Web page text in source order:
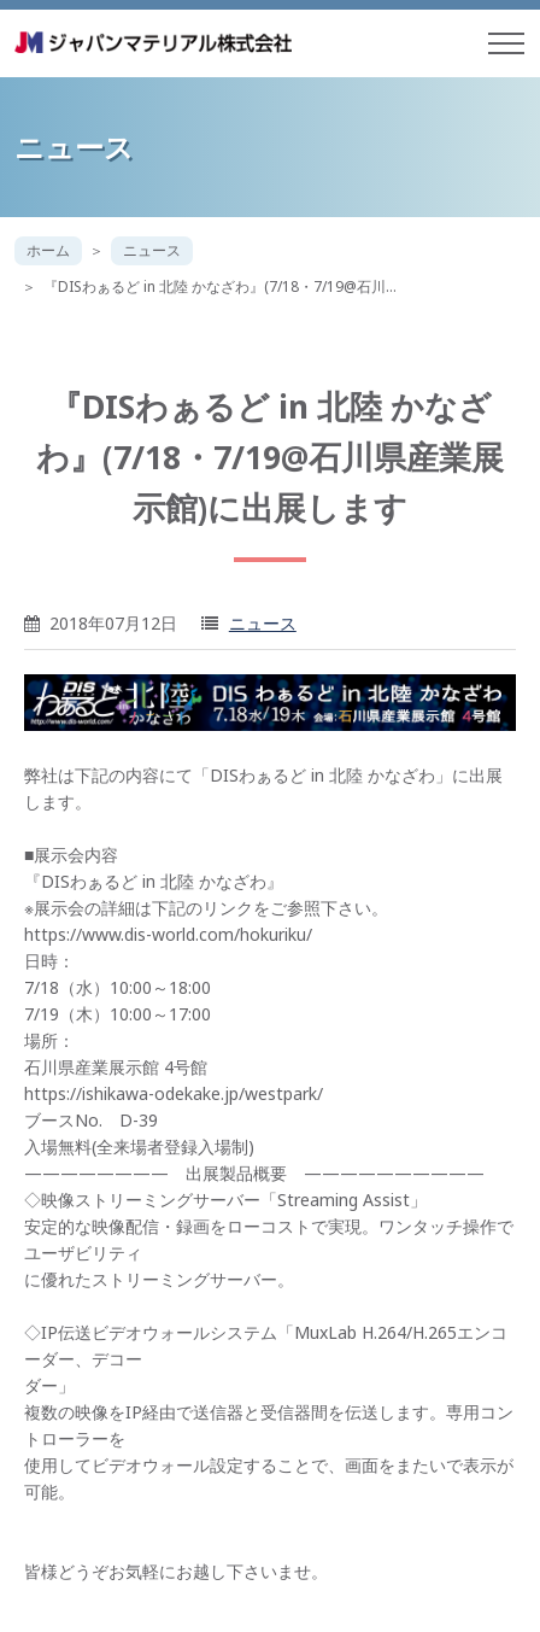
ニュース
ホーム
ニュース
『DISわぁるど in 北陸 かなざわ』(7/18・7/19@石川…
『DISわぁるど in 北陸 かなざ
わ』(7/18・7/19@石川県産業展
示館)に出展します
2018年07月12日 ニュース
弊社は下記の内容にて「DISわぁるど in 北陸 かなざわ」に出展
します。
■展示会内容
『DISわぁるど in 北陸 かなざわ』
※展示会の詳細は下記のリンクをご参照下さい。
https://www.dis-world.com/hokuriku/
日時：
7/18（水）10:00～18:00
7/19（木）10:00～17:00
場所：
石川県産業展示館 4号館
https://ishikawa-odekake.jp/westpark/
ブースNo. D-39
入場無料(全来場者登録入場制)
———————— 出展製品概要 ——————————
◇映像ストリーミングサーバー「Streaming Assist」
安定的な映像配信・録画をローコストで実現。ワンタッチ操作で
ユーザビリティ
に優れたストリーミングサーバー。
◇IP伝送ビデオウォールシステム「MuxLab H.264/H.265エンコ
ーダー、デコー
ダー」
複数の映像をIP経由で送信器と受信器間を伝送します。専用コン
トローラーを
使用してビデオウォール設定することで、画面をまたいで表示が
可能。
皆様どうぞお気軽にお越し下さいませ。